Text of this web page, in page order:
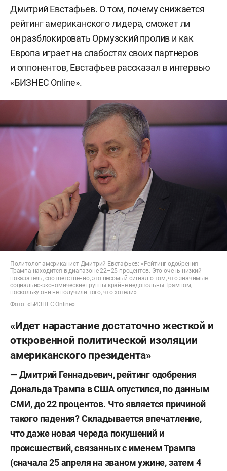
Дмитрий Евстафьев. О том, почему снижается
рейтинг американского лидера, сможет ли
он разблокировать Ормузский пролив и как
Европа играет на слабостях своих партнеров
и оппонентов, Евстафьев рассказал в интервью
«БИЗНЕС Online».
Политолог-американист Дмитрий Евстафьев: «Рейтинг одобрения
Трампа находится в диапазоне 22–25 процентов. Это очень низкий
показатель, соответственно, это весомый сигнал о том, что значимые
социально-экономические группы крайне недовольны Трампом,
поскольку они не получили того, что хотели»
Фото: «БИЗНЕС Online»
«Идет нарастание достаточно жесткой и
откровенной политической изоляции
американского президента»
— Дмитрий Геннадьевич, рейтинг одобрения
Дональда Трампа в США опустился, по данным
СМИ, до 22 процентов. Что является причиной
такого падения? Складывается впечатление,
что даже новая череда покушений и
происшествий, связанных с именем Трампа
(сначала 25 апреля на званом ужине, затем 4